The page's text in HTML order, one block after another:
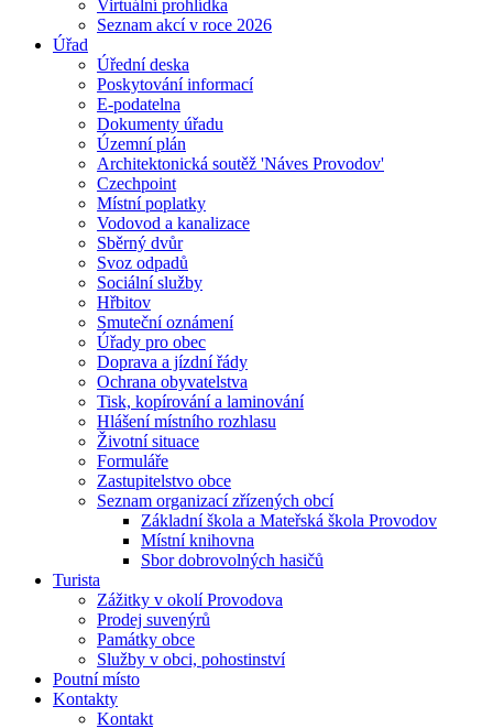
Virtuální prohlídka
Seznam akcí v roce 2026
Úřad
Úřední deska
Poskytování informací
E-podatelna
Dokumenty úřadu
Územní plán
Architektonická soutěž 'Náves Provodov'
Czechpoint
Místní poplatky
Vodovod a kanalizace
Sběrný dvůr
Svoz odpadů
Sociální služby
Hřbitov
Smuteční oznámení
Úřady pro obec
Doprava a jízdní řády
Ochrana obyvatelstva
Tisk, kopírování a laminování
Hlášení místního rozhlasu
Životní situace
Formuláře
Zastupitelstvo obce
Seznam organizací zřízených obcí
Základní škola a Mateřská škola Provodov
Místní knihovna
Sbor dobrovolných hasičů
Turista
Zážitky v okolí Provodova
Prodej suvenýrů
Památky obce
Služby v obci, pohostinství
Poutní místo
Kontakty
Kontakt